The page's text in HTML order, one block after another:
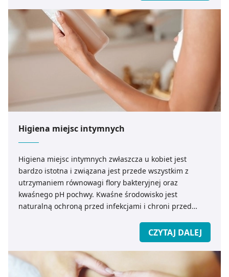
Higiena miejsc intymnych
Higiena miejsc intymnych zwłaszcza u kobiet jest
bardzo istotna i związana jest przede wszystkim z
utrzymaniem równowagi flory bakteryjnej oraz
kwaśnego pH pochwy. Kwaśne środowisko jest
naturalną ochroną przed infekcjami i chroni przed
CZYTAJ DALEJ